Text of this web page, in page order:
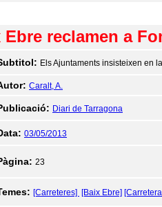
reclamen a
Els Ajuntaments insisteixen en
Caralt, A.
Diari de Tarragona
03/05/2013
23
[Carreteres] [Baix Ebre]